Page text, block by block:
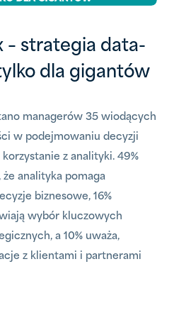
– strategia data-
dla gigantów
managerów 35 wiodących
w podejmowaniu decyzji
z analityki. 49%
analityka pomaga
biznesowe, 16%
wybór kluczowych
a 10% uważa,
z klientami i partnerami